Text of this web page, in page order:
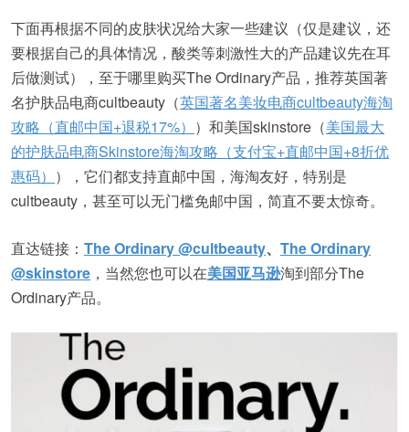
下面再根据不同的皮肤状况给大家一些建议（仅是建议，还
要根据自己的具体情况，酸类等刺激性大的产品建议先在耳
后做测试），至于哪里购买The Ordinary产品，推荐英国著
名护肤品电商cultbeauty（英国著名美妆电商cultbeauty海淘
攻略（直邮中国+退税17%） ）和美国skinstore（美国最大
的护肤品电商Skinstore海淘攻略（支付宝+直邮中国+8折优
惠码） ），它们都支持直邮中国，海淘友好，特别是
cultbeauty，甚至可以无门槛免邮中国，简直不要太惊奇。
直达链接： The Ordinary @cultbeauty、 The Ordinary
@skinstore ，当然您也可以在美国亚马逊淘到部分The
Ordinary产品。